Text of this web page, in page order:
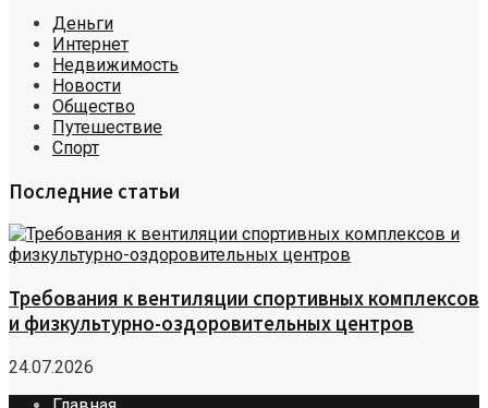
Деньги
Интернет
Недвижимость
Новости
Общество
Путешествие
Спорт
Последние статьи
Требования к вентиляции спортивных комплексов
и физкультурно-оздоровительных центров
24.07.2026